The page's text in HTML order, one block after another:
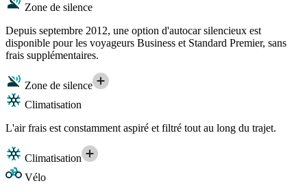
Zone de silence
Depuis septembre 2012, une option d'autocar silencieux est
disponible pour les voyageurs Business et Standard Premier, sans
frais supplémentaires.
Zone de silence
Climatisation
L'air frais est constamment aspiré et filtré tout au long du trajet.
Climatisation
Vélo